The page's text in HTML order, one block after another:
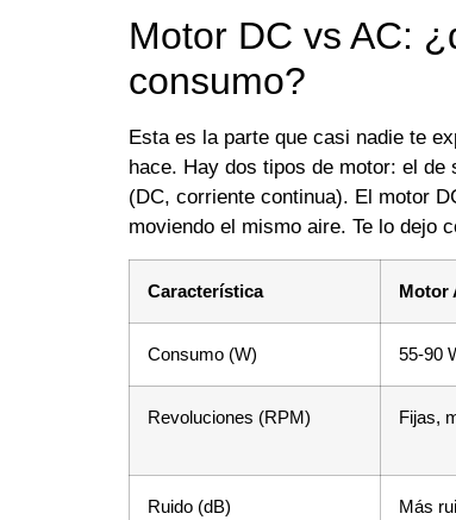
Motor DC vs AC:
consumo?
Esta es la parte que casi nadie te
hace. Hay dos tipos de motor: el
(DC, corriente continua). El motor
moviendo el mismo aire. Te lo dejo
Característica Motor
Consumo (W) 55-90
Revoluciones (RPM) Fijas,
Ruido (dB)
Más